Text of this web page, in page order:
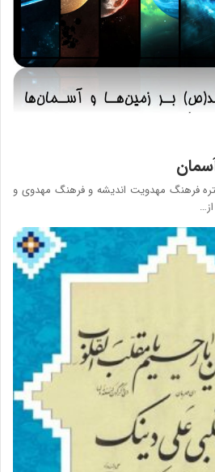
فرهنگ مهدویت اندیشه و فرهنگ مهدوی و